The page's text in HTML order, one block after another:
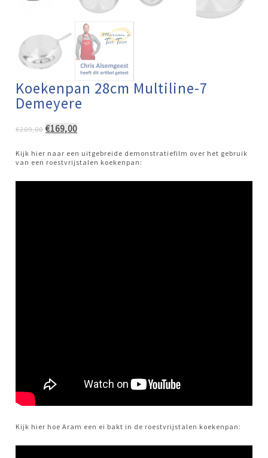
Koekenpan 28cm Multiline-7
Demeyere
€209,00 Oorspronkelijke
was:
€209,00.
€169,00Huidige
is:
€169,00.
Kijk hier naar een uitgebreide demonstratiefilm over het gebruik
van een roestvrijstalen koekenpan:
Kijk hier hoe Aram een ei bakt in de roestvrijstalen koekenpan: